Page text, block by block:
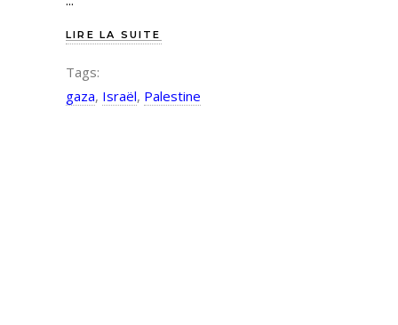
LIRE LA SUITE
Tags:
gaza, Israël, Palestine